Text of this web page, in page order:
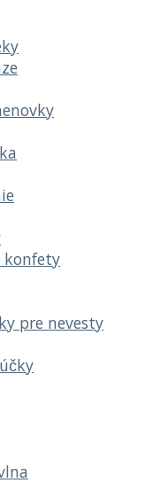
konfety
pre nevesty